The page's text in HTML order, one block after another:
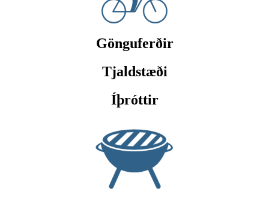
Gönguferðir
Tjaldstæði
Íþróttir